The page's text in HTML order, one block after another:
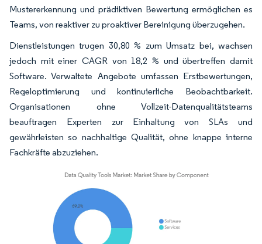
Mustererkennung und prädiktiven Bewertung ermöglichen es
Teams, von reaktiver zu proaktiver Bereinigung überzugehen.
Dienstleistungen trugen 30,80 % zum Umsatz bei, wachsen
jedoch mit einer CAGR von 18,2 % und übertreffen damit
Software. Verwaltete Angebote umfassen Erstbewertungen,
Regeloptimierung und kontinuierliche Beobachtbarkeit.
Organisationen ohne Vollzeit-Datenqualitätsteams
beauftragen Experten zur Einhaltung von SLAs und
gewährleisten so nachhaltige Qualität, ohne knappe interne
Fachkräfte abzuziehen.